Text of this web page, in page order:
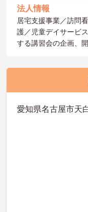
法人情報
居宅支援事業／訪問
護／児童デイサービ
する講習会の企画、
愛知県名古屋市天